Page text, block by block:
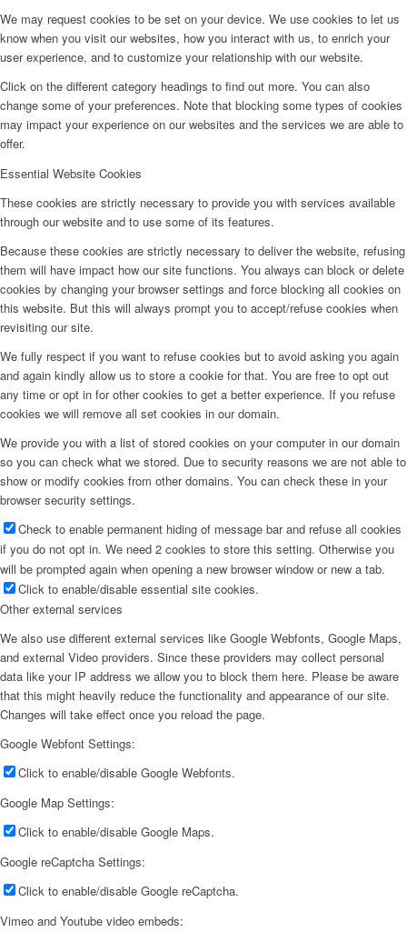
We may request cookies to be set on your device. We use cookies to let us
know when you visit our websites, how you interact with us, to enrich your
user experience, and to customize your relationship with our website.
Click on the different category headings to find out more. You can also
change some of your preferences. Note that blocking some types of cookies
may impact your experience on our websites and the services we are able to
offer.
Essential Website Cookies
These cookies are strictly necessary to provide you with services available
through our website and to use some of its features.
Because these cookies are strictly necessary to deliver the website, refusing
them will have impact how our site functions. You always can block or delete
cookies by changing your browser settings and force blocking all cookies on
this website. But this will always prompt you to accept/refuse cookies when
revisiting our site.
We fully respect if you want to refuse cookies but to avoid asking you again
and again kindly allow us to store a cookie for that. You are free to opt out
any time or opt in for other cookies to get a better experience. If you refuse
cookies we will remove all set cookies in our domain.
We provide you with a list of stored cookies on your computer in our domain
so you can check what we stored. Due to security reasons we are not able to
show or modify cookies from other domains. You can check these in your
browser security settings.
Check to enable permanent hiding of message bar and refuse all cookies
if you do not opt in. We need 2 cookies to store this setting. Otherwise you
will be prompted again when opening a new browser window or new a tab.
Click to enable/disable essential site cookies.
Other external services
We also use different external services like Google Webfonts, Google Maps,
and external Video providers. Since these providers may collect personal
data like your IP address we allow you to block them here. Please be aware
that this might heavily reduce the functionality and appearance of our site.
Changes will take effect once you reload the page.
Google Webfont Settings:
Click to enable/disable Google Webfonts.
Google Map Settings:
Click to enable/disable Google Maps.
Google reCaptcha Settings:
Click to enable/disable Google reCaptcha.
Vimeo and Youtube video embeds: